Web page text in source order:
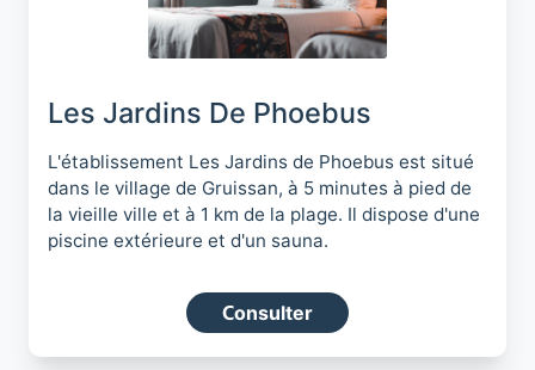
Les Jardins De Phoebus
L'établissement Les Jardins de Phoebus est situé
dans le village de Gruissan, à 5 minutes à pied de
la vieille ville et à 1 km de la plage. Il dispose d'une
piscine extérieure et d'un sauna.
Consulter